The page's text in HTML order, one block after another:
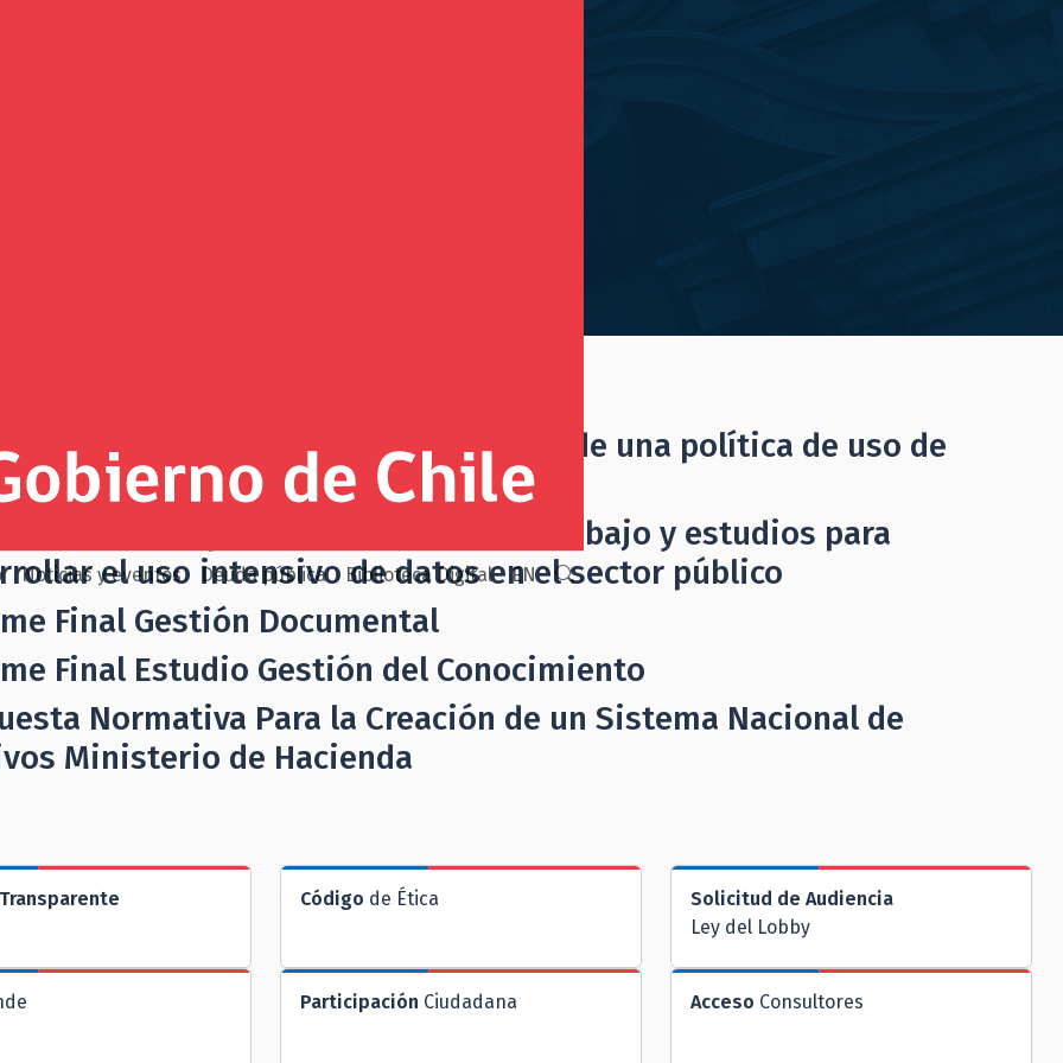
Noticias y eventos Deuda pública Biblioteca Digital EN
para la implementación de una política de uso de
en las políticas públicas.
para futuras líneas de trabajo y estudios para
el uso intensivo de datos en el sector público
Final Gestión Documental
Final Estudio Gestión del Conocimiento
Normativa Para la Creación de un Sistema Nacional de
Ministerio de Hacienda
Código de Ética
Solicitud de Audiencia
Ley del Lobby
Participación Ciudadana Acceso Consultores